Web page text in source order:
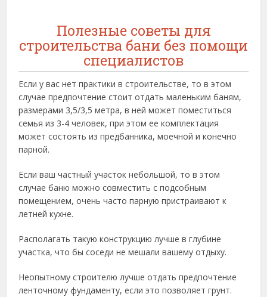
Полезные советы для
строительства бани без помощи
специалистов
Если у вас нет практики в строительстве, то в этом
случае предпочтение стоит отдать маленьким баням,
размерами 3,5/3,5 метра, в ней может поместиться
семья из 3-4 человек, при этом ее комплектация
может состоять из предбанника, моечной и конечно
парной.
Если ваш частный участок небольшой, то в этом
случае баню можно совместить с подсобным
помещением, очень часто парную пристраивают к
летней кухне.
Располагать такую конструкцию лучше в глубине
участка, что бы соседи не мешали вашему отдыху.
Неопытному строителю лучше отдать предпочтение
ленточному фундаменту, если это позволяет грунт.